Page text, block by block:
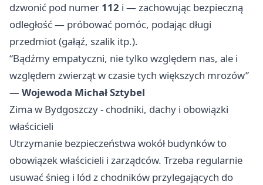
dzwonić pod numer 112 i — zachowując bezpieczną
odległość — próbować pomóc, podając długi
przedmiot (gałąź, szalik itp.).
“Bądźmy empatyczni, nie tylko względem nas, ale i
względem zwierząt w czasie tych większych mrozów”
— Wojewoda Michał Sztybel
Zima w Bydgoszczy - chodniki, dachy i obowiązki
właścicieli
Utrzymanie bezpieczeństwa wokół budynków to
obowiązek właścicieli i zarządców. Trzeba regularnie
usuwać śnieg i lód z chodników przylegających do